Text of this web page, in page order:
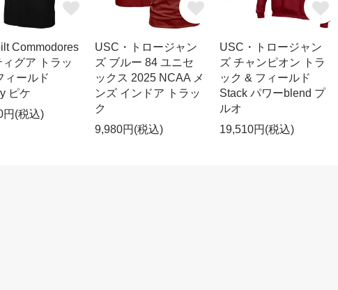
Commodores
ィグア トラッ
ィールド
ピケ
円(税込)
USC・トロージャン
ズ ブルー 84 ユニセ
ックス 2025 NCAA メ
ンズ インドア トラッ
ク
9,980円(税込)
USC・トロージャン
ズ チャンピオン トラ
ック & フィールド
Stack パワーblend プ
ルオ
19,510円(税込)